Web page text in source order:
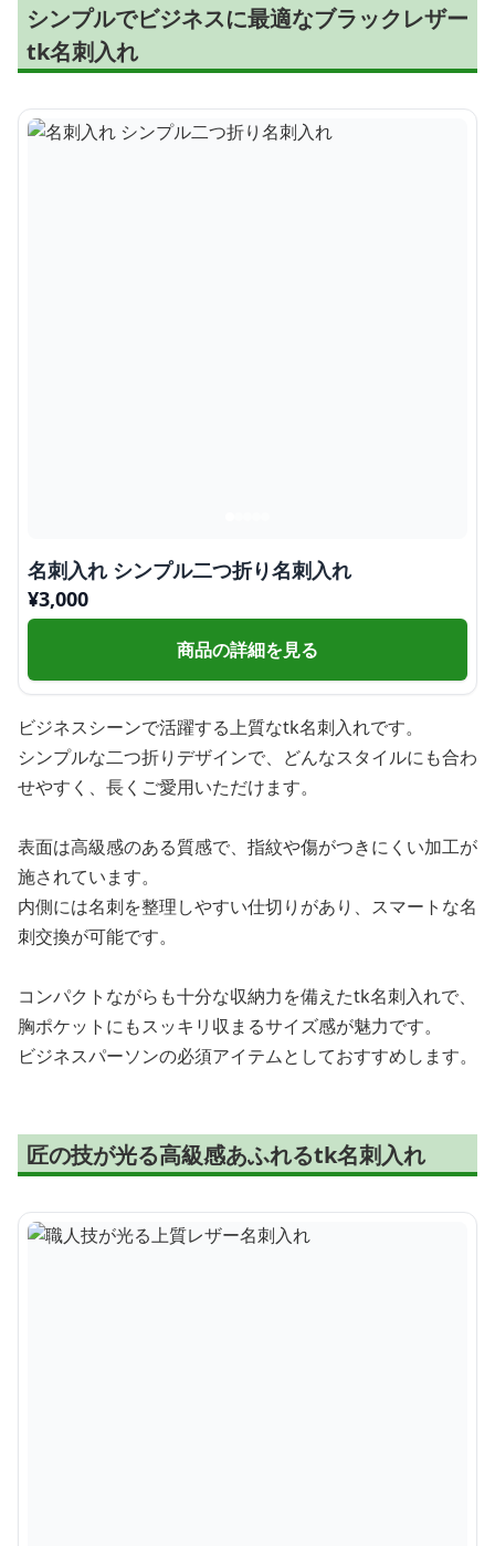
シンプルでビジネスに最適なブラックレザー
tk名刺入れ
名刺入れ シンプル二つ折り名刺入れ
¥3,000
商品の詳細を見る
ビジネスシーンで活躍する上質なtk名刺入れです。
シンプルな二つ折りデザインで、どんなスタイルにも合わ
せやすく、長くご愛用いただけます。
表面は高級感のある質感で、指紋や傷がつきにくい加工が
施されています。
内側には名刺を整理しやすい仕切りがあり、スマートな名
刺交換が可能です。
コンパクトながらも十分な収納力を備えたtk名刺入れで、
胸ポケットにもスッキリ収まるサイズ感が魅力です。
ビジネスパーソンの必須アイテムとしておすすめします。
匠の技が光る高級感あふれるtk名刺入れ